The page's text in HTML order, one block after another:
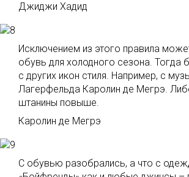
Джиджи Хадид
Исключением из этого правила
обувь для холодного сезона. Тогда
с других икон стиля. Например, с
Лагерфельда Каролин де Мегрэ.
штанины повыше.
Каролин де Мегрэ
С обувью разобрались, а что с